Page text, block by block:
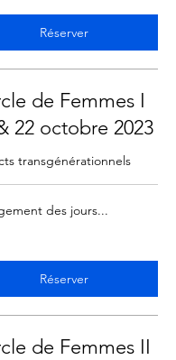
Réserver
de Femmes I
22 octobre 2023
transgénérationnels
des jours...
Réserver
de Femmes II